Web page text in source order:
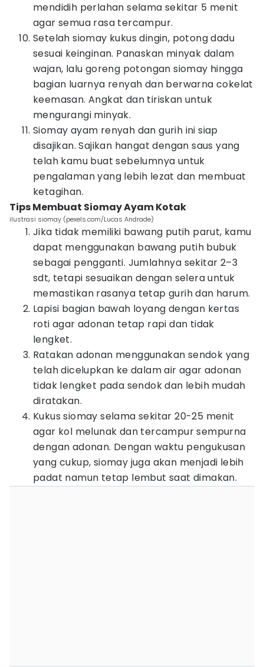
mendidih perlahan selama sekitar 5 menit
agar semua rasa tercampur.
Setelah siomay kukus dingin, potong dadu
sesuai keinginan. Panaskan minyak dalam
wajan, lalu goreng potongan siomay hingga
bagian luarnya renyah dan berwarna cokelat
keemasan. Angkat dan tiriskan untuk
mengurangi minyak.
Siomay ayam renyah dan gurih ini siap
disajikan. Sajikan hangat dengan saus yang
telah kamu buat sebelumnya untuk
pengalaman yang lebih lezat dan membuat
ketagihan.
Tips Membuat Siomay Ayam Kotak
ilustrasi siomay (pexels.com/Lucas Andrade)
Jika tidak memiliki bawang putih parut, kamu
dapat menggunakan bawang putih bubuk
sebagai pengganti. Jumlahnya sekitar 2–3
sdt, tetapi sesuaikan dengan selera untuk
memastikan rasanya tetap gurih dan harum.
Lapisi bagian bawah loyang dengan kertas
roti agar adonan tetap rapi dan tidak
lengket.
Ratakan adonan menggunakan sendok yang
telah dicelupkan ke dalam air agar adonan
tidak lengket pada sendok dan lebih mudah
diratakan.
Kukus siomay selama sekitar 20-25 menit
agar kol melunak dan tercampur sempurna
dengan adonan. Dengan waktu pengukusan
yang cukup, siomay juga akan menjadi lebih
padat namun tetap lembut saat dimakan.